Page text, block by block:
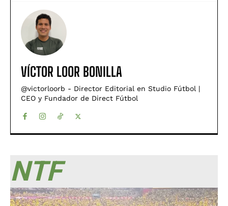
VÍCTOR LOOR BONILLA
@victorloorb - Director Editorial en Studio Fútbol |
CEO y Fundador de Direct Fútbol
NTF